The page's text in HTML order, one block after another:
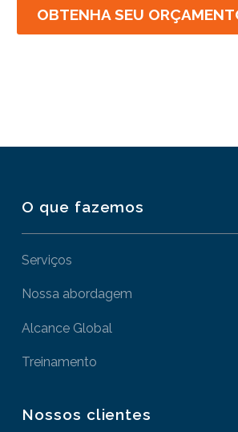
OBTENHA SEU
O que fazemos
Serviços
Nossa abordagem
Alcance Global
Treinamento
Nossos clientes